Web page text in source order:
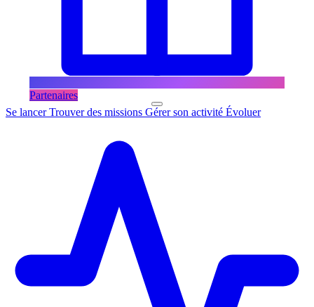
Partenaires
Se lancerTrouver des missions Gérer son activité Évoluer